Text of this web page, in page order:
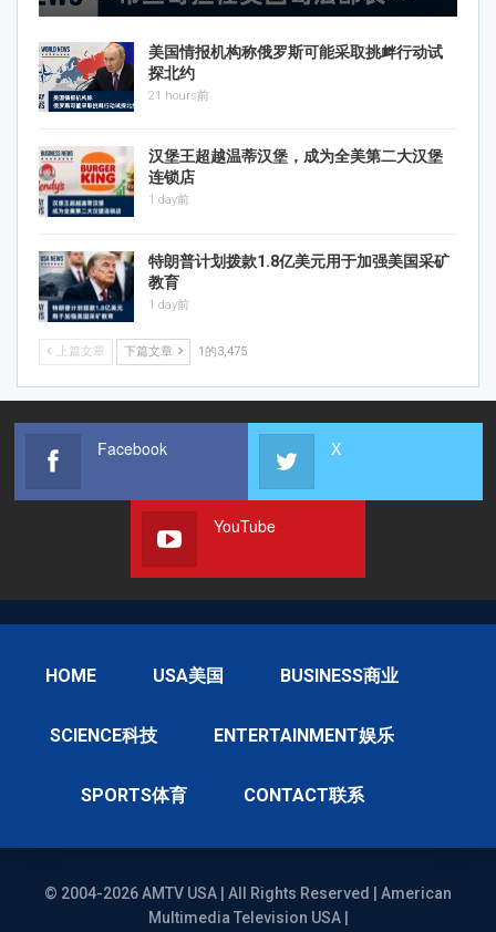
美国情报机构称俄罗斯可能采取挑衅行动试
探北约
21 hours前
汉堡王超越温蒂汉堡，成为全美第二大汉堡
连锁店
1 day前
特朗普计划拨款1.8亿美元用于加强美国采矿
教育
1 day前
上篇文章 下篇文章 1的3,475
Facebook X
YouTube
HOME USA美国 BUSINESS商业
SCIENCE科技 ENTERTAINMENT娱乐
SPORTS体育 CONTACT联系
© 2004-2026 AMTV USA | All Rights Reserved | American
Multimedia Television USA |